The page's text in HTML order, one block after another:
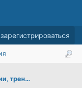
тренинги